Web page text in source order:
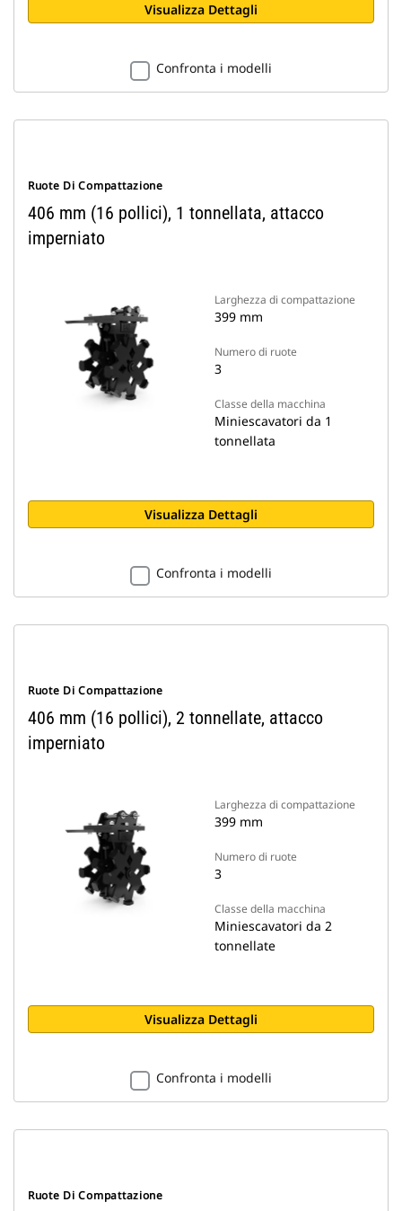
Visualizza Dettagli
Confronta i modelli
Ruote Di Compattazione
406 mm (16 pollici), 1 tonnellata, attacco
imperniato
Larghezza di compattazione
399 mm
Numero di ruote
3
Classe della macchina
Miniescavatori da 1
tonnellata
Visualizza Dettagli
Confronta i modelli
Ruote Di Compattazione
406 mm (16 pollici), 2 tonnellate, attacco
imperniato
Larghezza di compattazione
399 mm
Numero di ruote
3
Classe della macchina
Miniescavatori da 2
tonnellate
Visualizza Dettagli
Confronta i modelli
Ruote Di Compattazione